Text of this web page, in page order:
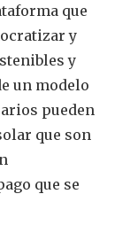
que
y
y
un modelo
pueden
que son
que se